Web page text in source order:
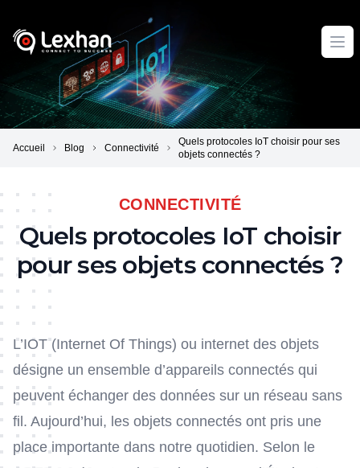
Lexhan
Accueil Blog Connectivité
Quels protocoles IoT choisir pour ses
objets connectés ?
CONNECTIVITÉ
Quels protocoles IoT choisir
pour ses objets connectés ?
L’IOT (Internet Of Things) ou internet des objets
désigne un ensemble d’appareils connectés qui
peuvent échanger des données sur un réseau sans
fil. Aujourd’hui, les objets connectés ont pris une
place importante dans notre quotidien. Selon le